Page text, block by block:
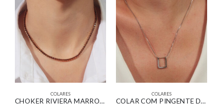
COLARES
CHOKER RIVIERA MARROM BANHADO EM OURO 18K
COLARES
COLAR COM PINGENTE DESIGN MINIMALISTA DELICADO BANHADO EM OURO BRANCO